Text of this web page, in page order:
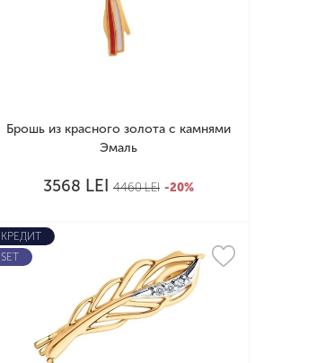
Брошь из красного золота с камнями
Эмаль
3568 LEI 4460LEI -20%
КРЕДИТ
SET